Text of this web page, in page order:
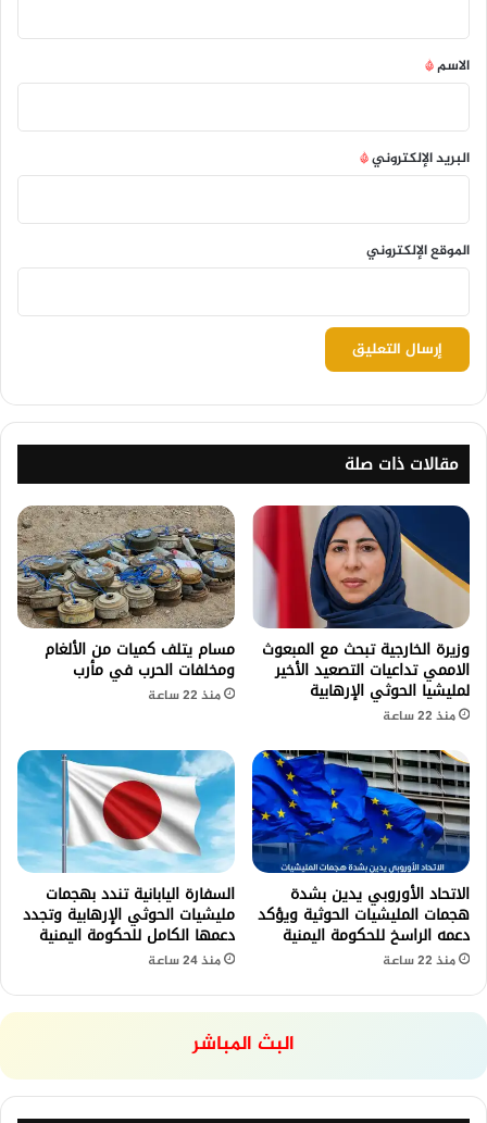
*
الاسم*
البريد الإلكتروني*
الموقع الإلكتروني
مقالات ذات صلة
وزيرة الخارجية تبحث مع المبعوث
الاممي تداعيات التصعيد الأخير
لمليشيا الحوثي الإرهابية
منذ 22 ساعة
مسام يتلف كميات من الألغام
ومخلفات الحرب في مأرب
منذ 22 ساعة
الاتحاد الأوروبي يدين بشدة
هجمات المليشيات الحوثية ويؤكد
دعمه الراسخ للحكومة اليمنية
منذ 22 ساعة
السفارة اليابانية تندد بهجمات
مليشيات الحوثي الإرهابية وتجدد
دعمها الكامل للحكومة اليمنية
منذ 24 ساعة
البث المباشر